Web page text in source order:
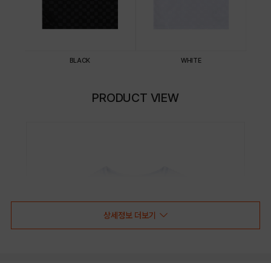
BLACK WHITE
PRODUCT VIEW
상세정보 더보기